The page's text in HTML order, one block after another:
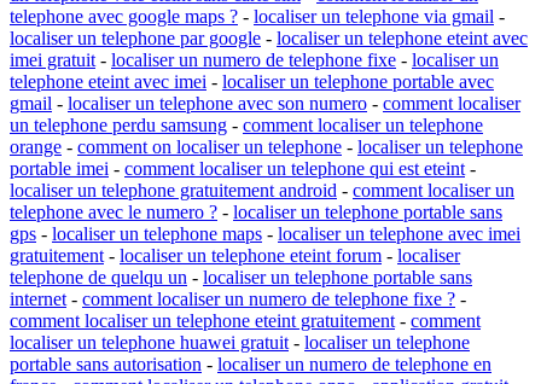
telephone avec google maps ? - localiser un telephone via gmail -
localiser un telephone par google - localiser un telephone eteint avec
imei gratuit - localiser un numero de telephone fixe - localiser un
telephone eteint avec imei - localiser un telephone portable avec
gmail - localiser un telephone avec son numero - comment localiser
un telephone perdu samsung - comment localiser un telephone
orange - comment on localiser un telephone - localiser un telephone
portable imei - comment localiser un telephone qui est eteint -
localiser un telephone gratuitement android - comment localiser un
telephone avec le numero ? - localiser un telephone portable sans
gps - localiser un telephone maps - localiser un telephone avec imei
gratuitement - localiser un telephone eteint forum - localiser
telephone de quelqu un - localiser un telephone portable sans
internet - comment localiser un numero de telephone fixe ? -
comment localiser un telephone eteint gratuitement - comment
localiser un telephone huawei gratuit - localiser un telephone
portable sans autorisation - localiser un numero de telephone en